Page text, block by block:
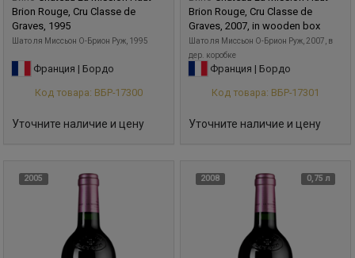
Brion Rouge, Cru Classe de
Graves, 1995
Шато ля Миcсьон О-Брион Руж, 1995
Франция | Бордо
Код товара: ВБР-17300
Уточните наличие и цену
Brion Rouge, Cru Classe de
Graves, 2007, in wooden box
Шато ля Миcсьон О-Брион Руж, 2007, в
дер. коробке
Франция | Бордо
Код товара: ВБР-17301
Уточните наличие и цену
2005 2008 0,75 л